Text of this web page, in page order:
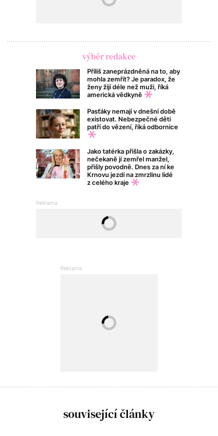
výběr redakce
Příliš zaneprázdněná na to, aby
mohla zemřít? Je paradox, že
ženy žijí déle než muži, říká
americká vědkyně
Pasťáky nemají v dnešní době
existovat. Nebezpečné děti
patří do vězení, říká odbornice
Jako tatérka přišla o zakázky,
nečekaně jí zemřel manžel,
přišly povodně. Dnes za ní ke
Krnovu jezdí na zmrzlinu lidé
z celého kraje
související články